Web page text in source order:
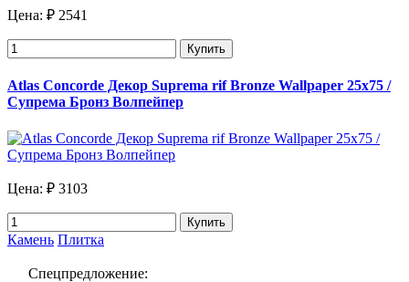
Цена: ₽ 2541
Купить
Atlas Concorde Декор Suprema rif Bronze Wallpaper 25х75 /
Супрема Бронз Волпейпер
Цена: ₽ 3103
Купить
Камень Плитка
Спецпредложение: